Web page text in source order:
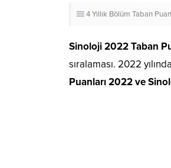
4 Yıllık Bölüm Taban
Sinoloji 2022 Taban
sıralaması. 2022
Puanları 2022 ve